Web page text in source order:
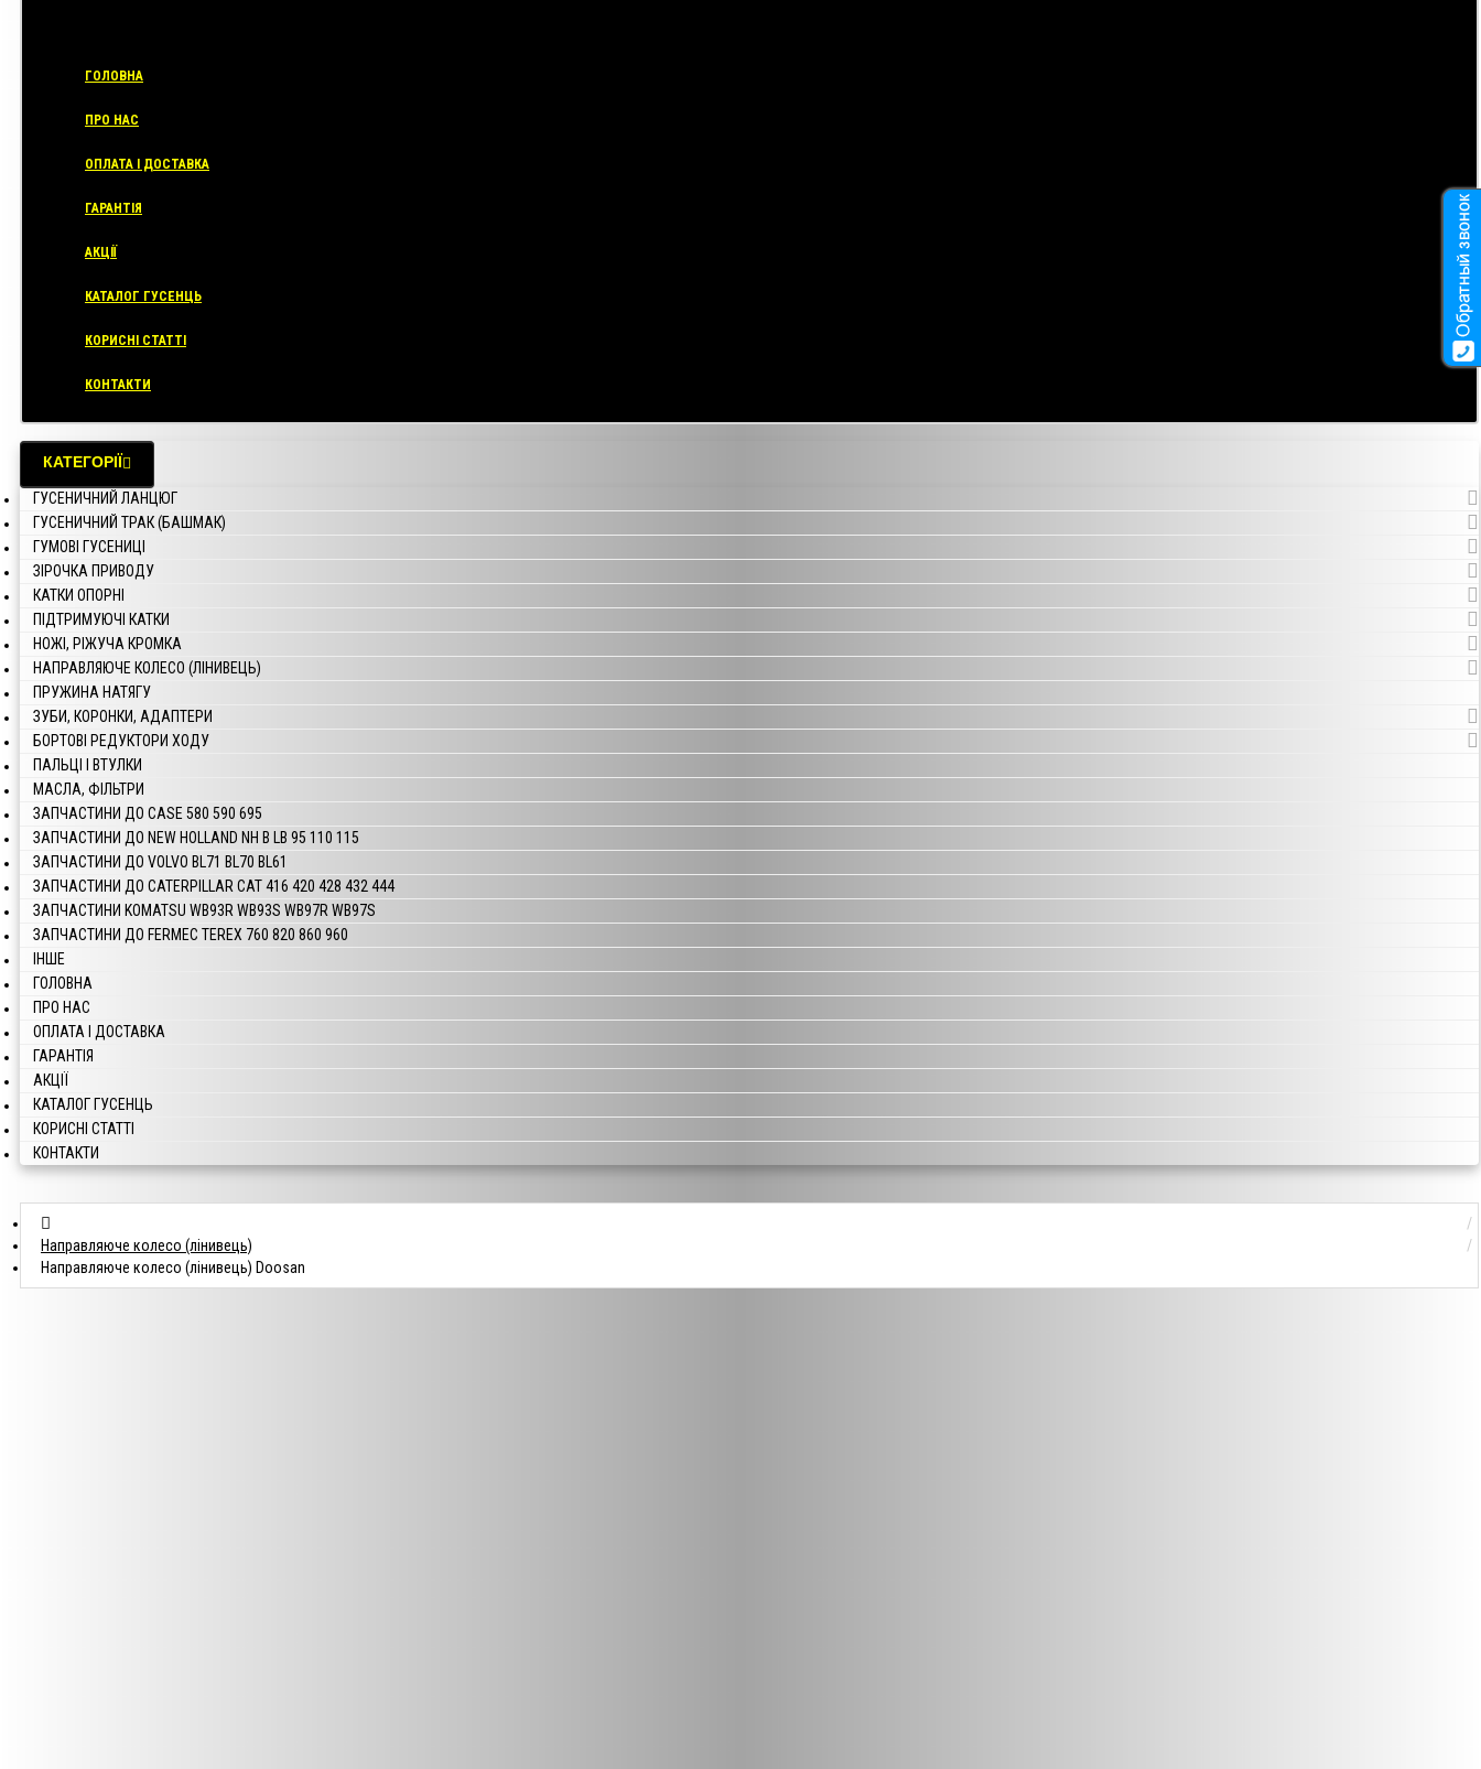
ГОЛОВНА
ПРО НАС
ОПЛАТА І ДОСТАВКА
ГАРАНТІЯ
АКЦІЇ
КАТАЛОГ ГУСЕНЦЬ
КОРИСНІ СТАТТІ
КОНТАКТИ
КАТЕГОРІЇ
ГУСЕНИЧНИЙ ЛАНЦЮГ
ГУСЕНИЧНИЙ ТРАК (БАШМАК)
ГУМОВІ ГУСЕНИЦІ
ЗІРОЧКА ПРИВОДУ
КАТКИ ОПОРНІ
ПІДТРИМУЮЧІ КАТКИ
НОЖІ, РІЖУЧА КРОМКА
НАПРАВЛЯЮЧЕ КОЛЕСО (ЛІНИВЕЦЬ)
ПРУЖИНА НАТЯГУ
ЗУБИ, КОРОНКИ, АДАПТЕРИ
БОРТОВІ РЕДУКТОРИ ХОДУ
ПАЛЬЦІ І ВТУЛКИ
МАСЛА, ФІЛЬТРИ
ЗАПЧАСТИНИ ДО CASE 580 590 695
ЗАПЧАСТИНИ ДО NEW HOLLAND NH B LB 95 110 115
ЗАПЧАСТИНИ ДО VOLVO BL71 BL70 BL61
ЗАПЧАСТИНИ ДО CATERPILLAR CAT 416 420 428 432 444
ЗАПЧАСТИНИ KOMATSU WB93R WB93S WB97R WB97S
ЗАПЧАСТИНИ ДО FERMEC TEREX 760 820 860 960
ІНШЕ
ГОЛОВНА
ПРО НАС
ОПЛАТА І ДОСТАВКА
ГАРАНТІЯ
АКЦІЇ
КАТАЛОГ ГУСЕНЦЬ
КОРИСНІ СТАТТІ
КОНТАКТИ
Направляюче колесо (лінивець)
Направляюче колесо (лінивець) Doosan